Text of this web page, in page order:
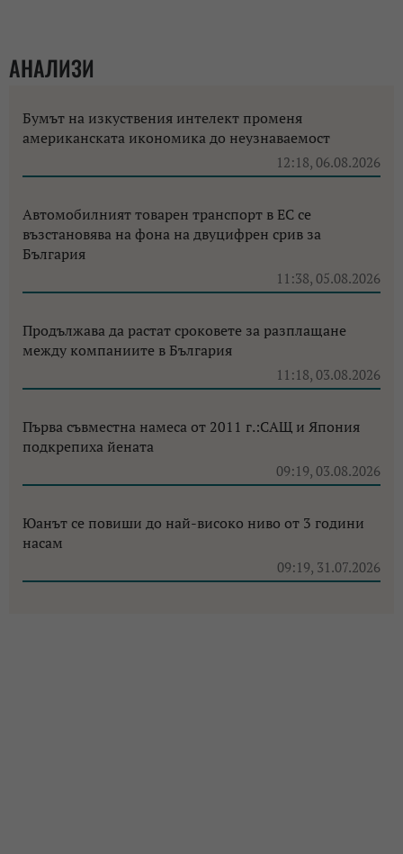
АНАЛИЗИ
Бумът на изкуствения интелект променя
американската икономика до неузнаваемост
12:18, 06.08.2026
Автомобилният товарен транспорт в ЕС се
възстановява на фона на двуцифрен срив за
България
11:38, 05.08.2026
Продължава да растат сроковете за разплащане
между компаниите в България
11:18, 03.08.2026
Първа съвместна намеса от 2011 г.:САЩ и Япония
подкрепиха йената
09:19, 03.08.2026
Юанът се повиши до най-високо ниво от 3 години
насам
09:19, 31.07.2026